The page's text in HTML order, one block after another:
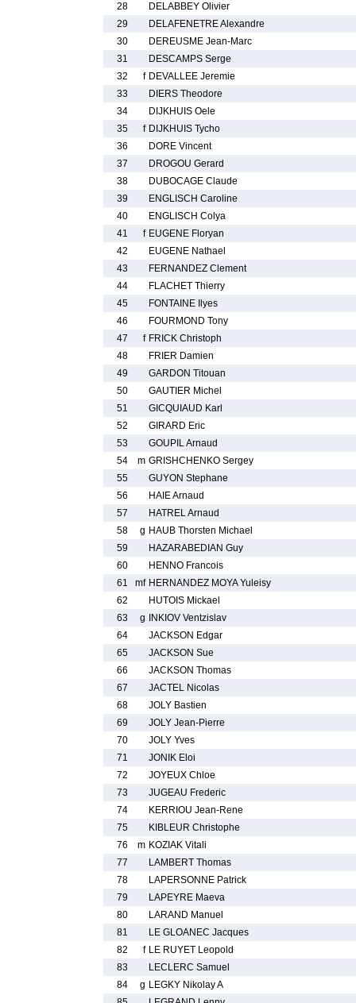
28
DELABBEY Olivier
29
DELAFENETRE Alexandre
30
DEREUSME Jean-Marc
31
DESCAMPS Serge
32
f DEVALLEE Jeremie
33
DIERS Theodore
34
DIJKHUIS Oele
35
f DIJKHUIS Tycho
36
DORE Vincent
37
DROGOU Gerard
38
DUBOCAGE Claude
39
ENGLISCH Caroline
40
ENGLISCH Colya
41
f EUGENE Floryan
42
EUGENE Nathael
43
FERNANDEZ Clement
44
FLACHET Thierry
45
FONTAINE Ilyes
46
FOURMOND Tony
47
f FRICK Christoph
48
FRIER Damien
49
GARDON Titouan
50
GAUTIER Michel
51
GICQUIAUD Karl
52
GIRARD Eric
53
GOUPIL Arnaud
54
m GRISHCHENKO Sergey
55
GUYON Stephane
56
HAIE Arnaud
57
HATREL Arnaud
58
g HAUB Thorsten Michael
59
HAZARABEDIAN Guy
60
HENNO Francois
61
mf HERNANDEZ MOYA Yuleisy
62
HUTOIS Mickael
63
g
INKIOV Ventzislav
64
JACKSON Edgar
65
JACKSON Sue
66
JACKSON Thomas
67
JACTEL Nicolas
68
JOLY Bastien
69
JOLY Jean-Pierre
70
JOLY Yves
71
JONIK Eloi
72
JOYEUX Chloe
73
JUGEAU Frederic
74
KERRIOU Jean-Rene
75
KIBLEUR Christophe
76
m KOZIAK Vitali
77
LAMBERT Thomas
78
LAPERSONNE Patrick
79
LAPEYRE Maeva
80
LARAND Manuel
81
LE GLOANEC Jacques
82
f LE RUYET Leopold
83
LECLERC Samuel
84
g LEGKY Nikolay A